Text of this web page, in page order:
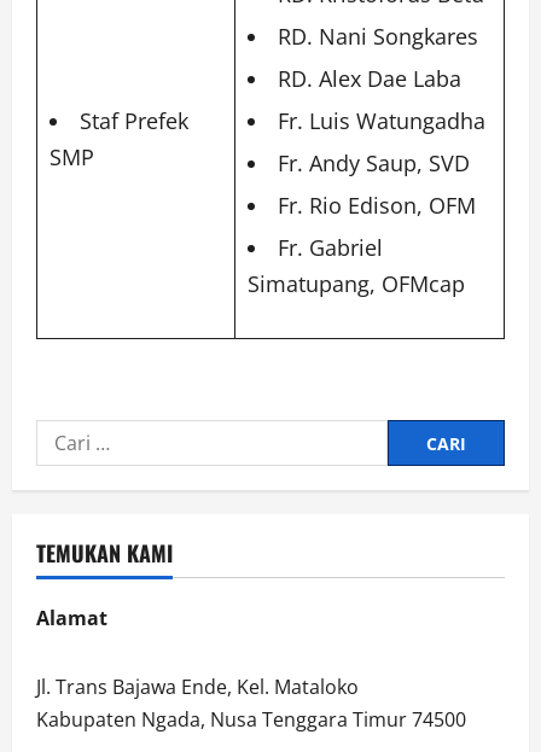
Staf Prefek
SMP
RD. Nani Songkares
RD. Alex Dae Laba
Fr. Luis Watungadha
Fr. Andy Saup, SVD
Fr. Rio Edison, OFM
Fr. Gabriel
Simatupang, OFMcap
Cari
untuk:
TEMUKAN KAMI
Alamat
Jl. Trans Bajawa Ende, Kel. Mataloko
Kabupaten Ngada, Nusa Tenggara Timur 74500